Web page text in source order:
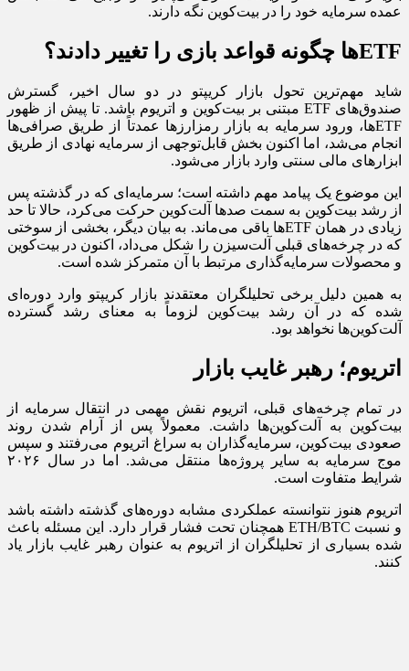
عمده سرمایه خود را در بیت‌کوین نگه دارند.
ETFها چگونه قواعد بازی را تغییر دادند؟
شاید مهم‌ترین تحول بازار کریپتو در دو سال اخیر، گسترش
صندوق‌های ETF مبتنی بر بیت‌کوین و اتریوم باشد. تا پیش از ظهور
ETFها، ورود سرمایه به بازار رمزارزها عمدتاً از طریق صرافی‌ها
انجام می‌شد، اما اکنون بخش قابل‌توجهی از سرمایه نهادی از طریق
ابزارهای مالی سنتی وارد بازار می‌شود.
این موضوع یک پیامد مهم داشته است؛ سرمایه‌ای که در گذشته پس
از رشد بیت‌کوین به سمت صدها آلت‌کوین حرکت می‌کرد، حالا تا حد
زیادی در همان ETFها باقی می‌ماند. به بیان دیگر، بخشی از سوختی
که در چرخه‌های قبلی آلت‌سیزن را شکل می‌داد، اکنون در بیت‌کوین
و محصولات سرمایه‌گذاری مرتبط با آن متمرکز شده است.
به همین دلیل برخی تحلیلگران معتقدند بازار کریپتو وارد دوره‌ای
شده که در آن رشد بیت‌کوین لزوماً به معنای رشد گسترده
آلت‌کوین‌ها نخواهد بود.
اتریوم؛ رهبر غایب بازار
در تمام چرخه‌های قبلی، اتریوم نقش مهمی در انتقال سرمایه از
بیت‌کوین به آلت‌کوین‌ها داشت. معمولاً پس از آرام شدن روند
صعودی بیت‌کوین، سرمایه‌گذاران به سراغ اتریوم می‌رفتند و سپس
موج سرمایه به سایر پروژه‌ها منتقل می‌شد. اما در سال ۲۰۲۶
شرایط متفاوت است.
اتریوم هنوز نتوانسته عملکردی مشابه دوره‌های گذشته داشته باشد
و نسبت ETH/BTC همچنان تحت فشار قرار دارد. این مسئله باعث
شده بسیاری از تحلیلگران از اتریوم به عنوان رهبر غایب بازار یاد
کنند.